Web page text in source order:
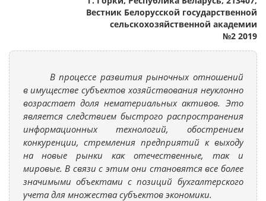
Вестник Белорусской государственной
сельскохозяйственной академии
№2 2019
В процессе развития рыночных отношений
в имуществе субъектов хозяйствования неуклонно
возрастает доля нематериальных активов. Это
является следствием быстрого распространения
информационных технологий, обострением
конкуренции, стремления предприятий к выходу
на новые рынки как отечественные, так и
мировые. В связи с этим они становятся все более
значимыми объектами с позиций бухгалтерского
учета для множества субъектов экономики.